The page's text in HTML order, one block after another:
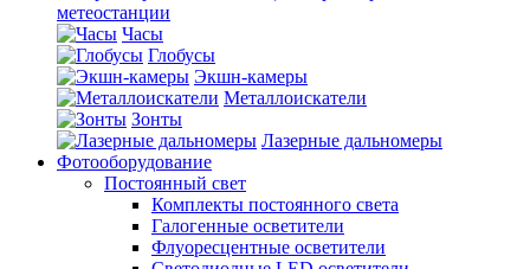
метеостанции
Часы
Глобусы
Экшн-камеры
Металлоискатели
Зонты
Лазерные дальномеры
Фотооборудование
Постоянный свет
Комплекты постоянного света
Галогенные осветители
Флуоресцентные осветители